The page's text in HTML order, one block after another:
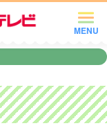
MENU